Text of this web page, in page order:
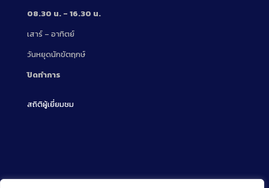
08.30 น. – 16.30 น.
เสาร์ – อาทิตย์
วันหยุดนักขัตฤกษ์
ปิดทำการ
สถิติผู้เยี่ยมชม